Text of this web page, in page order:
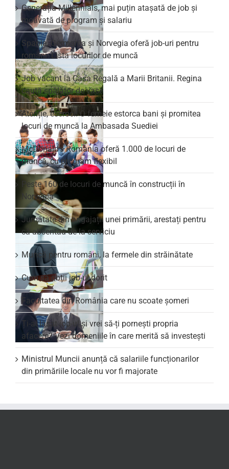
Generația Millennials, mai puțin atașată de job și
motivată de program și salariu
Spania, Germania și Norvegia oferă job-uri pentru
români. Lista locurilor de muncă
Job vacant la Casa Regală a Marii Britanii. Regina
caută spălător de vase
Atenție, escroci! O femeie estorca bani și promitea
locuri de muncă la Ambasada Suediei
McDonald’s România oferă 1.000 de locuri de
muncă, cu program flexibil
Peste 160 de locuri de muncă în construcții în
Norvegia
Jumătate din angajații unei primării, arestați pentru
că absentau de la serviciu
Muncă pentru români, la fermele din străinătate
Cum să obții job-ul dorit
Facultatea din România care nu scoate şomeri
Ți-ai lăsat job-ul și vrei să-ți pornești propria
afacere? Vezi domeniile în care merită să investești
Ministrul Muncii anunță că salariile funcționarilor
din primăriile locale nu vor fi majorate